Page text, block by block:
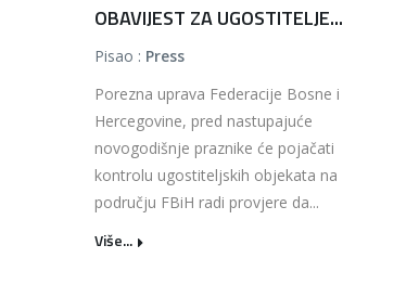
OBAVIJEST ZA UGOSTITELJE...
Pisao : Press
Porezna uprava Federacije Bosne i
Hercegovine, pred nastupajuće
novogodišnje praznike će pojačati
kontrolu ugostiteljskih objekata na
području FBiH radi provjere da...
Više...